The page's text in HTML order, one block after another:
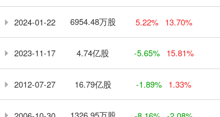
2024-01-22 6954.48万股 5.22% 13.70%
2023-11-17 4.74亿股 -5.65% 15.81%
2012-07-27 16.79亿股 -1.89% 1.33%